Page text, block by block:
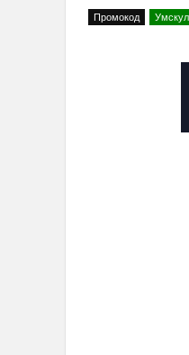
Промокод Умскул